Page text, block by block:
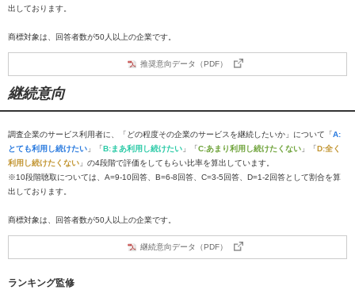
出しております。
商標対象は、回答者数が50人以上の企業です。
推奨意向データ（PDF）
継続意向
調査企業のサービス利用者に、「どの程度その企業のサービスを継続したいか」について「A:
とても利用し続けたい 」「B:まあ利用し続けたい 」「C:あまり利用し続けたくない 」「D:全く
利用し続けたくない 」の4段階で評価をしてもらい比率を算出しています。
※10段階聴取については、A=9-10回答、B=6-8回答、C=3-5回答、D=1-2回答として割合を算
出しております。
商標対象は、回答者数が50人以上の企業です。
継続意向データ（PDF）
ランキング監修